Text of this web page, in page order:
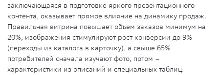
заключающаяся в подготовке яркого презентационного
контента, оказывает прямое влияние на динамику продаж.
Правильная витрина повышает объем заказов минимум на
20%, изображения стимулируют рост конверсии до 9%
(переходы из каталога в карточку), а свыше 65%
потребителей сначала изучают фото, потом –
характеристики из описаний и специальных таблиц.